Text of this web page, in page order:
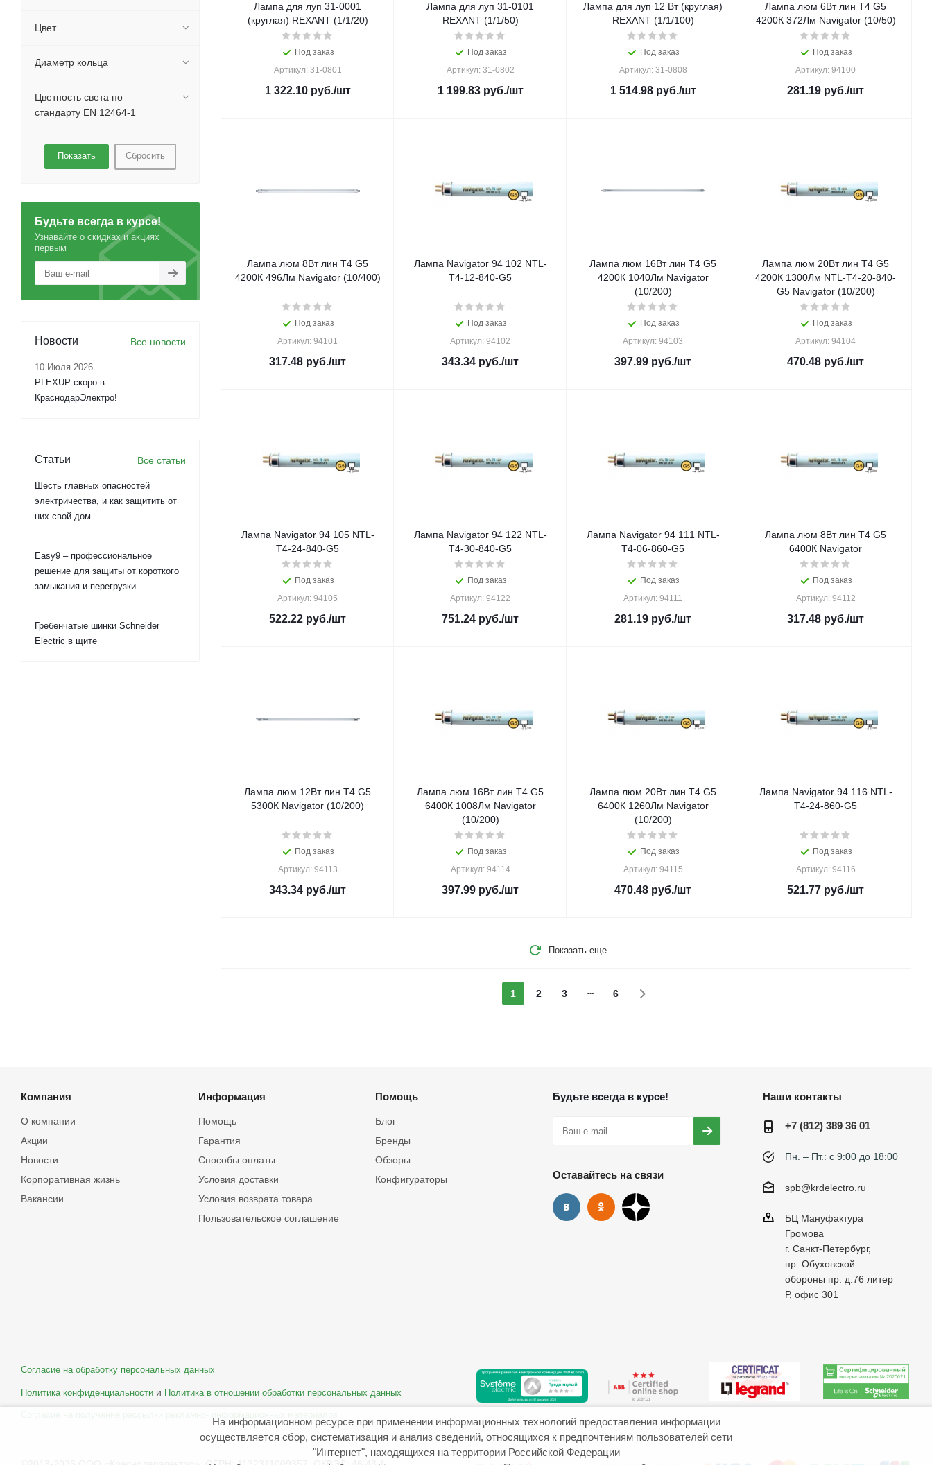
Лампа для луп 31-0001
(круглая) REXANT (1/1/20)
Под заказ
Артикул: 31-0801
1 322.10руб./шт
Лампа для луп 31-0101
REXANT (1/1/50)
Под заказ
Артикул: 31-0802
1 199.83руб./шт
Лампа для луп 12 Вт (круглая)
REXANT (1/1/100)
Под заказ
Артикул: 31-0808
1 514.98руб./шт
Лампа люм 6Вт лин Т4 G5
4200К 372Лм Navigator (10/50)
Под заказ
Артикул: 94100
281.19 руб./шт
Лампа люм 8Вт лин Т4 G5
4200К 496Лм Navigator (10/400)
Под заказ
Артикул: 94101
317.48 руб./шт
Лампа Navigator 94 102 NTL-
T4-12-840-G5
Под заказ
Артикул: 94102
343.34 руб./шт
Лампа люм 16Вт лин T4 G5
4200К 1040Лм Navigator
(10/200)
Под заказ
Артикул: 94103
397.99 руб./шт
Лампа люм 20Вт лин Т4 G5
4200К 1300Лм NTL-T4-20-840-
G5 Navigator (10/200)
Под заказ
Артикул: 94104
470.48 руб./шт
Лампа Navigator 94 105 NTL-
T4-24-840-G5
Под заказ
Артикул: 94105
522.22 руб./шт
Лампа Navigator 94 122 NTL-
T4-30-840-G5
Под заказ
Артикул: 94122
751.24 руб./шт
Лампа Navigator 94 111 NTL-
T4-06-860-G5
Под заказ
Артикул: 94111
281.19 руб./шт
Лампа люм 8Вт лин Т4 G5
6400К Navigator
Под заказ
Артикул: 94112
317.48 руб./шт
Лампа люм 12Вт лин T4 G5
5300К Navigator (10/200)
Под заказ
Артикул: 94113
343.34 руб./шт
Лампа люм 16Вт лин T4 G5
6400К 1008Лм Navigator
(10/200)
Под заказ
Артикул: 94114
397.99 руб./шт
Лампа люм 20Вт лин T4 G5
6400К 1260Лм Navigator
(10/200)
Под заказ
Артикул: 94115
470.48 руб./шт
Лампа Navigator 94 116 NTL-
T4-24-860-G5
Под заказ
Артикул: 94116
521.77 руб./шт
Показать еще
1 2 3 6
Цвет
Диаметр кольца
Цветность света по
стандарту EN 12464-1
Сбросить
Будьте всегда в курсе!
Узнавайте о скидках и акциях
первым
Новости Все новости
10 Июля 2026
PLEXUP скоро в
КраснодарЭлектро!
Статьи Все статьи
Шесть главных опасностей
электричества, и как защитить от
них свой дом
Easy9 – профессиональное
решение для защиты от короткого
замыкания и перегрузки
Гребенчатые шинки Schneider
Electric в щите
Компания
О компании
Акции
Новости
Корпоративная жизнь
Вакансии
Информация
Помощь
Гарантия
Способы оплаты
Условия доставки
Условия возврата товара
Пользовательское соглашение
Помощь
Блог
Бренды
Обзоры
Конфигураторы
Будьте всегда в курсе!
Оставайтесь на связи
Наши контакты
+7 (812) 389 36 01
Пн. – Пт.: с 9:00 до 18:00
spb@krdelectro.ru
БЦ Мануфактура
Громова
г. Санкт-Петербург,
пр. Обуховской
обороны пр. д.76 литер
Р, офис 301
Согласие на обработку персональных данных
Политика конфиденциальности и Политика в отношении обработки персональных данных
На информационном ресурсе при применении информационных технологий предоставления информации
осуществляется сбор, систематизация и анализ сведений, относящихся к предпочтениям пользователей сети
"Интернет", находящихся на территории Российской Федерации